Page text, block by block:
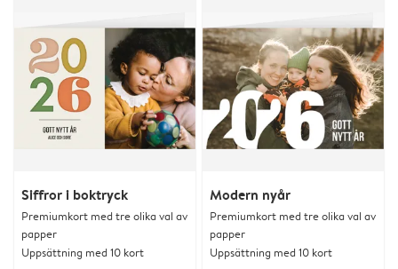
Siffror i boktryck
Premiumkort med tre olika val av
papper
Uppsättning med 10 kort
Modern nyår
Premiumkort med tre olika val av
papper
Uppsättning med 10 kort